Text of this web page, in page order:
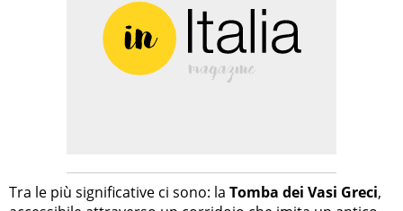
Tra le più significative ci sono: la Tomba dei Vasi Greci,